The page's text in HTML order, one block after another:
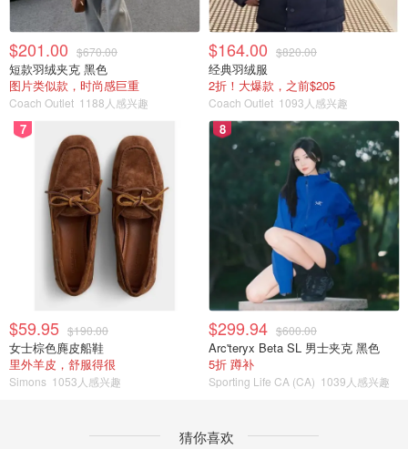
$201.00 $670.00
短款羽绒夹克 黑色
图片类似款，时尚感巨重
Coach Outlet 1188人感兴趣
$164.00 $820.00
经典羽绒服
2折！大爆款，之前$205
Coach Outlet 1093人感兴趣
7
$59.95 $190.00
女士棕色麂皮船鞋
里外羊皮，舒服得很
Simons 1053人感兴趣
8
$299.94 $600.00
Arc'teryx Beta SL 男士夹克 黑色
5折 蹲补
Sporting Life CA (CA) 1039人感兴趣
猜你喜欢